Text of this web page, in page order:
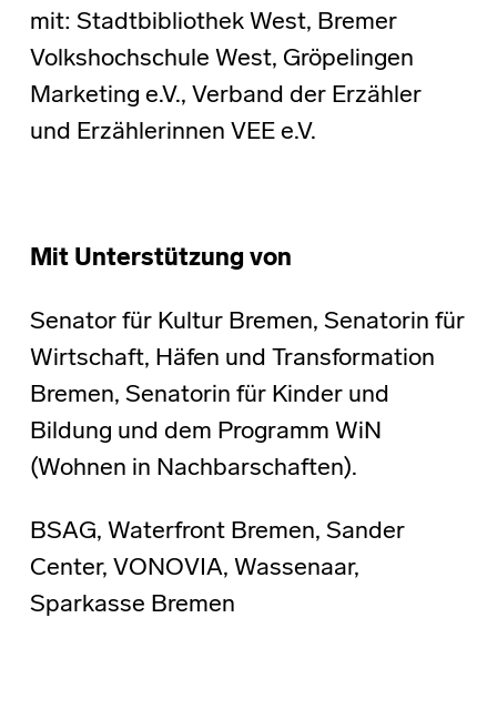
mit: Stadtbibliothek West, Bremer
Volkshochschule West, Gröpelingen
Marketing e.V., Verband der Erzähler
und Erzählerinnen VEE e.V.
Mit Unterstützung von
Senator für Kultur Bremen, Senatorin für
Wirtschaft, Häfen und Transformation
Bremen, Senatorin für Kinder und
Bildung und dem Programm WiN
(Wohnen in Nachbarschaften).
BSAG, Waterfront Bremen, Sander
Center, VONOVIA, Wassenaar,
Sparkasse Bremen